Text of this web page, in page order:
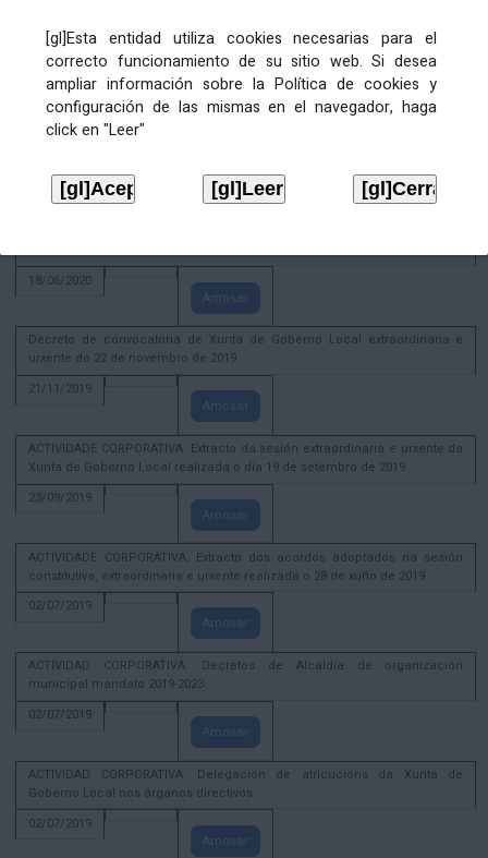
[gl]Esta entidad utiliza cookies necesarias para el
correcto funcionamiento de su sitio web. Si desea
ampliar información sobre la Política de cookies y
configuración de las mismas en el navegador, haga
click en "Leer"
ACTIVIDADE CORPORATIVA. Xunta de Goberno Local do 30 de decembro
de 2020
28/12/2020
Amosar
ACTIVIDADE CORPORATIVA. Extracto do Pleno ordinario de data 2.7.2020
08/07/2020
Amosar
18/06/2020
Amosar
Decreto de convocatoria de Xunta de Goberno Local extraordinaria e
urxente do 22 de novembro de 2019
21/11/2019
Amosar
ACTIVIDADE CORPORATIVA. Extracto da sesión extraordinaria e urxente da
Xunta de Goberno Local realizada o día 19 de setembro de 2019
23/09/2019
Amosar
ACTIVIDADE CORPORATIVA. Extracto dos acordos adoptados na sesión
constitutiva, extraordinaria e urxente realizada o 28 de xuño de 2019
02/07/2019
Amosar
ACTIVIDAD CORPORATIVA. Decretos de Alcaldía de organización
municipal mandato 2019-2023.
02/07/2019
Amosar
ACTIVIDAD CORPORATIVA. Delegación de atricucións da Xunta de
Goberno Local nos órganos directivos.
02/07/2019
Amosar